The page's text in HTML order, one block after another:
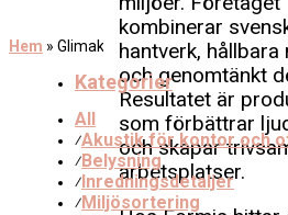
kombinerar
hantverk, hållbara
och genomtänkt
Resultatet är
som förbättrar
och skapar
arbetsplatser.
Hem » Glimakra
Kategorier
All
⁄Akustik för kontor och
⁄Belysning
⁄Inredningsdetaljer
⁄Miljösortering